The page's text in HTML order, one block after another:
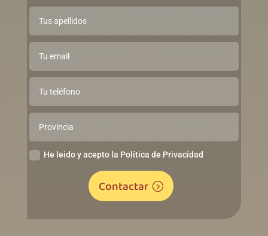
He leido y acepto la Política de Privacidad
Contactar